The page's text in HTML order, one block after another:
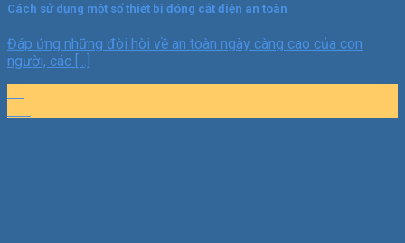
Cách sử dụng một số thiết bị đóng cắt điện an toàn
Đáp ứng những đòi hòi về an toàn ngày càng cao của con
người, các [...]